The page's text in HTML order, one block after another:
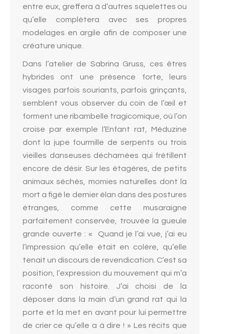
entre eux, greffera à d’autres squelettes ou
qu’elle complètera avec ses propres
modelages en argile afin de composer une
créature unique.
Dans l’atelier de Sabrina Gruss, ces êtres
hybrides ont une présence forte, leurs
visages parfois souriants, parfois grinçants,
semblent vous observer du coin de l’œil et
forment une ribambelle tragicomique, où l’on
croise par exemple l’Enfant rat, Méduzine
dont la jupe fourmille de serpents ou trois
vieilles danseuses décharnées qui frétillent
encore de désir. Sur les étagères, de petits
animaux séchés, momies naturelles dont la
mort a figé le dernier élan dans des postures
étranges, comme cette musaraigne
parfaitement conservée, trouvée la gueule
grande ouverte : « Quand je l’ai vue, j’ai eu
l’impression qu’elle était en colère, qu’elle
tenait un discours de revendication. C’est sa
position, l’expression du mouvement qui m’a
raconté son histoire. J’ai choisi de la
déposer dans la main d’un grand rat qui la
porte et la met en avant pour lui permettre
de crier ce qu’elle a à dire ! » Les récits que